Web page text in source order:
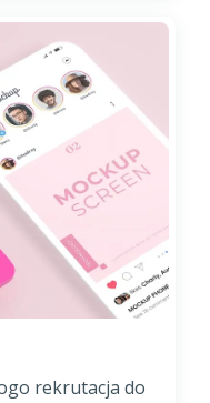
rekrutacja do